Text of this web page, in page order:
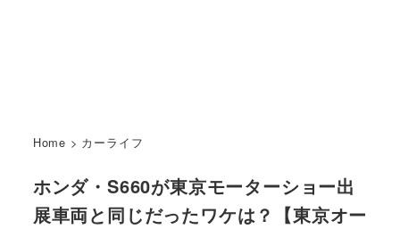
Home > カーライフ
ホンダ・S660が東京モーターショー出
展車両と同じだったワケは？【東京オー